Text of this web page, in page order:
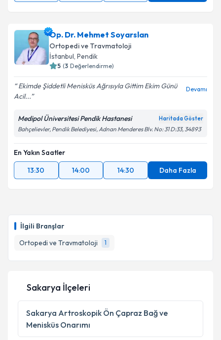
İlgili Branşlar
Ortopedi ve Travmatoloji
1
Op. Dr. Mehmet Soyarslan
Ortopedi ve Travmatoloji
İstanbul, Pendik
5 (3 Değerlendirme)
Ekimde Şiddetli Menisküs Ağrısıyla Gittim Ekim Günü
Acil...
Devamı
Medipol Üniversitesi Pendik Hastanesi Haritada Göster
Bahçelievler, Pendik Belediyesi, Adnan Menderes Blv. No: 31 D:33, 34893
En Yakın Saatler
13:30
14:00 14:30 Daha Fazla
Sakarya İlçeleri
Sakarya Artroskopik Ön Çapraz Bağ ve
Menisküs Onarımı